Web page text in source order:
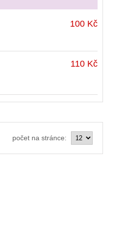
100 Kč
110 Kč
počet na stránce: